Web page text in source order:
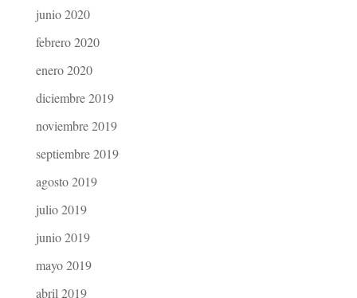
junio 2020
febrero 2020
enero 2020
diciembre 2019
noviembre 2019
septiembre 2019
agosto 2019
julio 2019
junio 2019
mayo 2019
abril 2019